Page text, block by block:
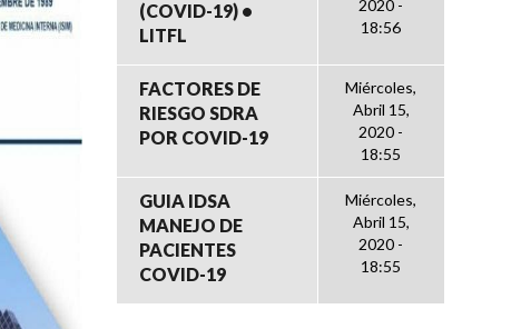
(COVID-19) •
LITFL
2020 -
18:56
FACTORES DE
RIESGO SDRA
POR COVID-19
Miércoles,
Abril 15,
2020 -
18:55
GUIA IDSA
MANEJO DE
PACIENTES
COVID-19
Miércoles,
Abril 15,
2020 -
18:55